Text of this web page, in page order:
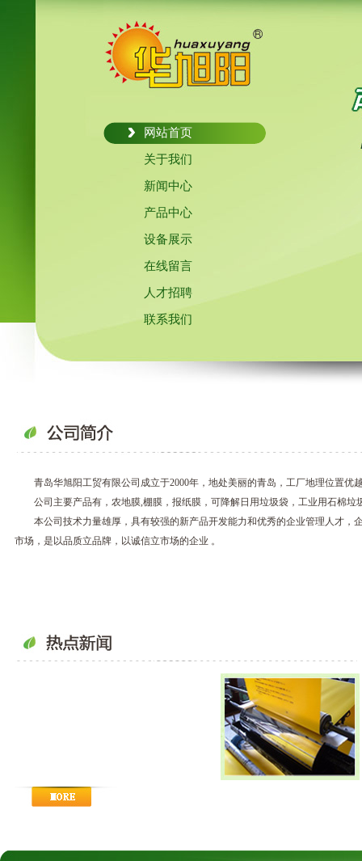
网站首页
关于我们
新闻中心
产品中心
设备展示
在线留言
人才招聘
联系我们
青岛华旭阳工贸有限公司成立于2000年，地处美丽的青岛，工厂地理位置优
公司主要产品有，农地膜,棚膜，报纸膜，可降解日用垃圾袋，工业用石棉
本公司技术力量雄厚，具有较强的新产品开发能力和优秀的企业管理人才
市场，是以品质立品牌，以诚信立市场的企业 。